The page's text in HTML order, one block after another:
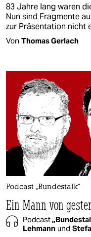
83 Jahre lang waren
Nun sind Fragmente
zur Präsentation nicht
Von Thomas Gerlach
Podcast „Bundestalk“
Ein Mann von
Podcast
Lehmann und